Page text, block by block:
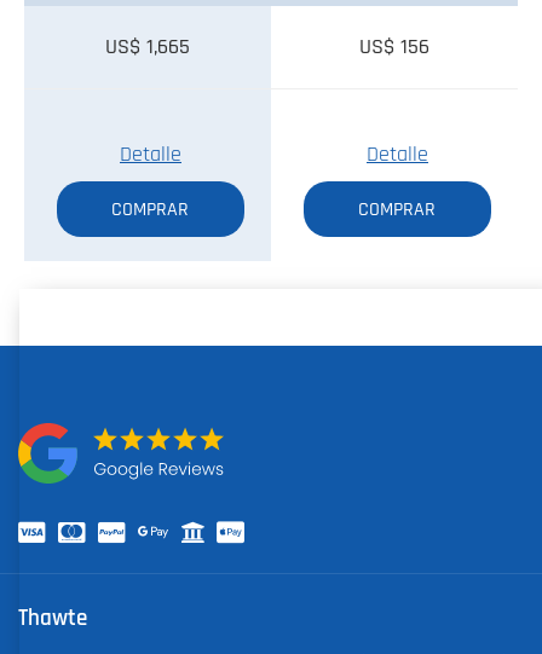
US$ 1,665 US$ 156
Detalle
COMPRAR
Detalle
COMPRAR
Thawte